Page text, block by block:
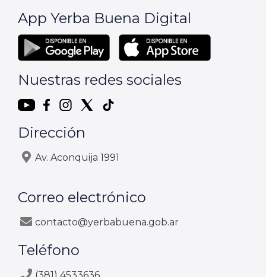
App Yerba Buena Digital
Nuestras redes sociales
Dirección
Av. Aconquija 1991
Correo electrónico
contacto@yerbabuena.gob.ar
Teléfono